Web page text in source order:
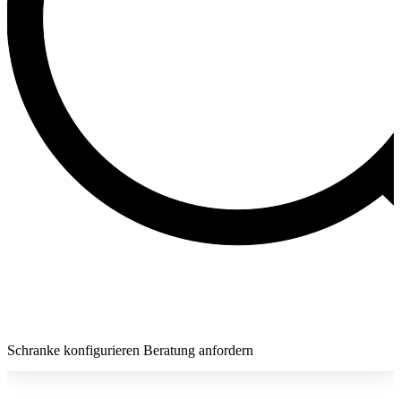
Schranke konfigurieren Beratung anfordern